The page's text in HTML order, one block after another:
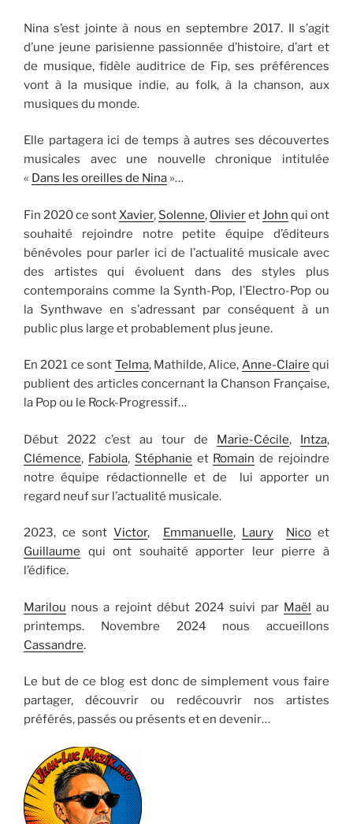
Nina s’est jointe à nous en septembre 2017. Il s’agit
d’une jeune parisienne passionnée d’histoire, d’art et
de musique, fidèle auditrice de Fip, ses préférences
vont à la musique indie, au folk, à la chanson, aux
musiques du monde.
Elle partagera ici de temps à autres ses découvertes
musicales avec une nouvelle chronique intitulée
« Dans les oreilles de Nina »…
Fin 2020 ce sontXavier, Solenne, OlivieretJohn qui ont
souhaité rejoindre notre petite équipe d’éditeurs
bénévoles pour parler ici de l’actualité musicale avec
des artistes qui évoluent dans des styles plus
contemporains comme la Synth-Pop, l’Electro-Pop ou
la Synthwave en s’adressant par conséquent à un
public plus large et probablement plus jeune.
En 2021 ce sont Telma, Mathilde, Alice, Anne-Claire qui
publient des articles concernant la Chanson Française,
la Pop ou le Rock-Progressif…
Début 2022 c’est au tour de Marie-Cécile, Intza,
Clémence, Fabiola, Stéphanie et Romain de rejoindre
notre équipe rédactionnelle et de lui apporter un
regard neuf sur l’actualité musicale.
2023, ce sontVictor, Emmanuelle, Laury Nicoet
Guillaume qui ont souhaité apporter leur pierre à
l’édifice.
Marilou nous a rejoint début 2024 suivi par Maël au
printemps. Novembre 2024 nous accueillons
Cassandre.
Le but de ce blog est donc de simplement vous faire
partager, découvrir ou redécouvrir nos artistes
préférés, passés ou présents et en devenir…